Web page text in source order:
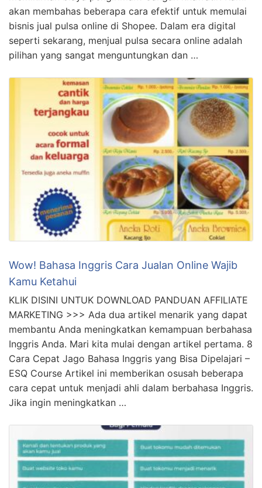
akan membahas beberapa cara efektif untuk memulai
bisnis jual pulsa online di Shopee. Dalam era digital
seperti sekarang, menjual pulsa secara online adalah
pilihan yang sangat menguntungkan dan …
Wow! Bahasa Inggris Cara Jualan Online Wajib
Kamu Ketahui
KLIK DISINI UNTUK DOWNLOAD PANDUAN AFFILIATE
MARKETING >>> Ada dua artikel menarik yang dapat
membantu Anda meningkatkan kemampuan berbahasa
Inggris Anda. Mari kita mulai dengan artikel pertama. 8
Cara Cepat Jago Bahasa Inggris yang Bisa Dipelajari –
ESQ Course Artikel ini memberikan osusah beberapa
cara cepat untuk menjadi ahli dalam berbahasa Inggris.
Jika ingin meningkatkan …